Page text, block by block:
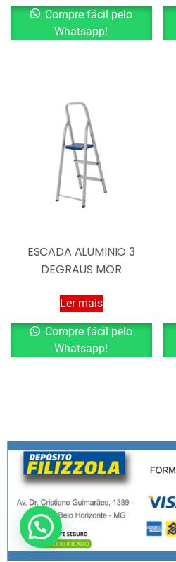
Compre fácil pelo
Whatsapp!
ESCADA ALUMINIO 3
DEGRAUS MOR
Ler mais
Compre fácil pelo
Whatsapp!